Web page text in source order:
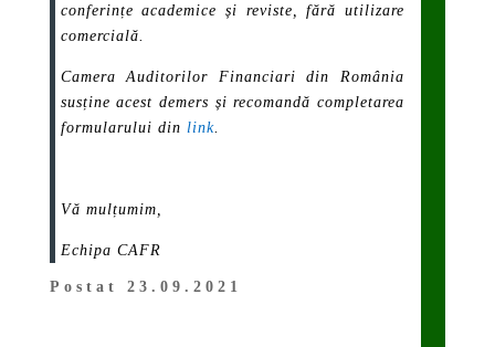
conferințe academice și reviste, fără utilizare
comercială.
Camera Auditorilor Financiari din România
susține acest demers și recomandă completarea
formularului din link.
Vă mulțumim,
Echipa CAFR
Postat 23.09.2021